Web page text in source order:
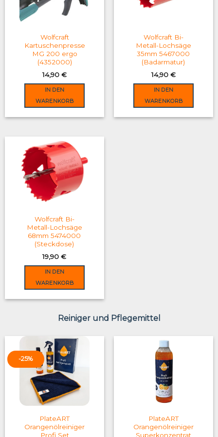
may
on
the
product
page
Wolfcraft
Kartuschenpresse
MG 200 ergo
(4352000)
14,90 €
IN DEN
WARENKORB
Wolfcraft Bi-
Metall-Lochsäge
35mm 5467000
(Badarmatur)
14,90 €
IN DEN
WARENKORB
Wolfcraft Bi-
Metall-Lochsäge
68mm 5474000
(Steckdose)
19,90€
IN DEN
WARENKORB
Reiniger und Pflegemittel
-25%
PlateART
Orangenölreiniger
Profi Set
PlateART
Orangenölreiniger
Superkonzentrat